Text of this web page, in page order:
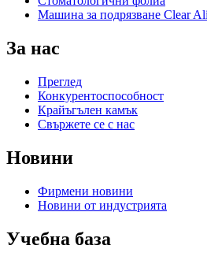
Машина за подрязване Clear
За нас
Преглед
Конкурентоспособност
Крайъгълен камък
Свържете се с нас
Новини
Фирмени новини
Новини от индустрията
Учебна база